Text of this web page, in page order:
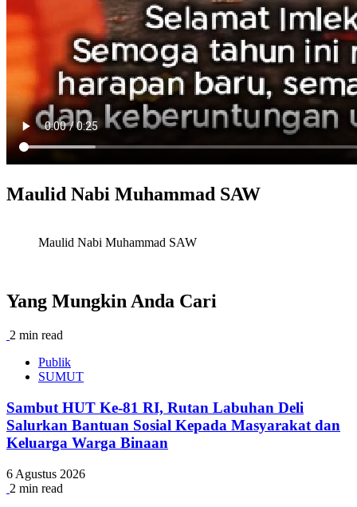
Maulid Nabi Muhammad SAW
Maulid Nabi Muhammad SAW
Yang Mungkin Anda Cari
2 min read
Publik
SUMUT
Sambut HUT Ke-81 RI, Rutan Labuhan Deli
Salurkan Bantuan Sosial Kepada Masyarakat dan
Keluarga Warga Binaan
6 Agustus 2026
2 min read